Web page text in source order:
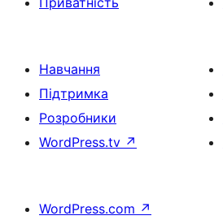
Навчання
Підтримка
Розробники
WordPress.tv ↗
WordPress.com ↗